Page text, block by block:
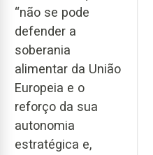
“não se pode
defender a
soberania
alimentar da União
Europeia e o
reforço da sua
autonomia
estratégica e,